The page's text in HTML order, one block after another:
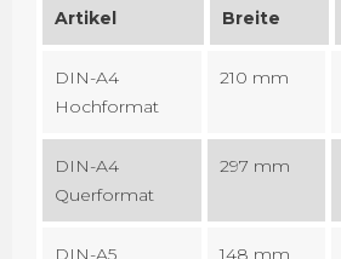
Artikel Breite
DIN-A4
Hochformat
210 mm
DIN-A4
Querformat
297 mm
DIN-A5
148 mm